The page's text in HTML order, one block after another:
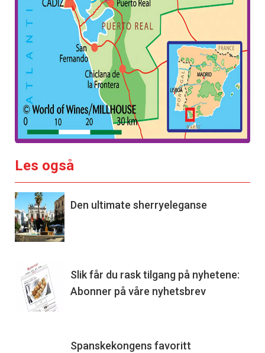
Les også
Den ultimate sherryeleganse
Slik får du rask tilgang på nyhetene:
Abonner på våre nyhetsbrev
Spanskekongens favoritt